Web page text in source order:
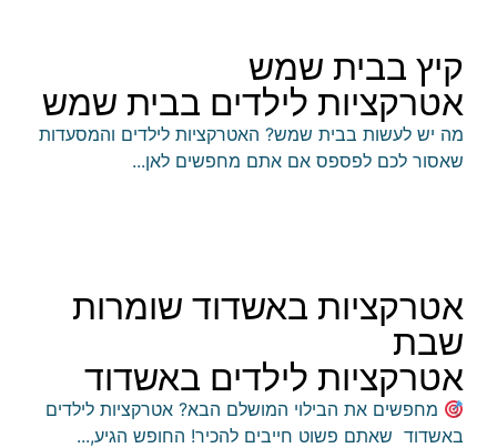
קיץ בבית שמש
אטרקציות לילדים בבית שמש
​מה יש לעשות בבית שמש? האטרקציות לילדים והמסעדות
שאסור לכם לפספס אם אתם מחפשים לאן...
אטרקציות באשדוד שומרות
שבת
אטרקציות לילדים באשדוד
מחפשים את הבילוי המושלם הבא? אטרקציות לילדים
באשדוד שאתם פשוט חייבים להכיר! ​החופש הגיע,...